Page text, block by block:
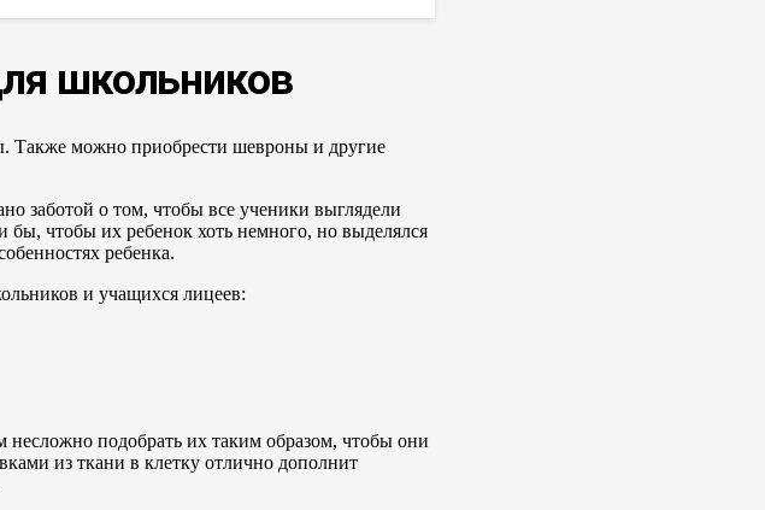
школьников
Также можно приобрести шевроны и другие
заботой о том, чтобы все ученики выглядели
чтобы их ребенок хоть немного, но выделялся
ребенка.
и учащихся лицеев:
подобрать их таким образом, чтобы они
из ткани в клетку отлично дополнит